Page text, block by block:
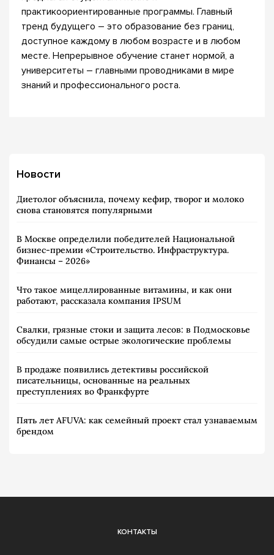
практикоориентированные программы. Главный
тренд будущего – это образование без границ,
доступное каждому в любом возрасте и в любом
месте. Непрерывное обучение станет нормой, а
университеты – главными проводниками в мире
знаний и профессионального роста.
Новости
Диетолог объяснила, почему кефир, творог и молоко
снова становятся популярными
В Москве определили победителей Национальной
бизнес-премии «Строительство. Инфраструктура.
Финансы – 2026»
Что такое мицеллированные витамины, и как они
работают, рассказала компания IPSUM
Свалки, грязные стоки и защита лесов: в Подмосковье
обсудили самые острые экологические проблемы
В продаже появились детективы российской
писательницы, основанные на реальных
преступлениях во Франкфурте
Пять лет AFUVA: как семейный проект стал узнаваемым
брендом
КОНТАКТЫ